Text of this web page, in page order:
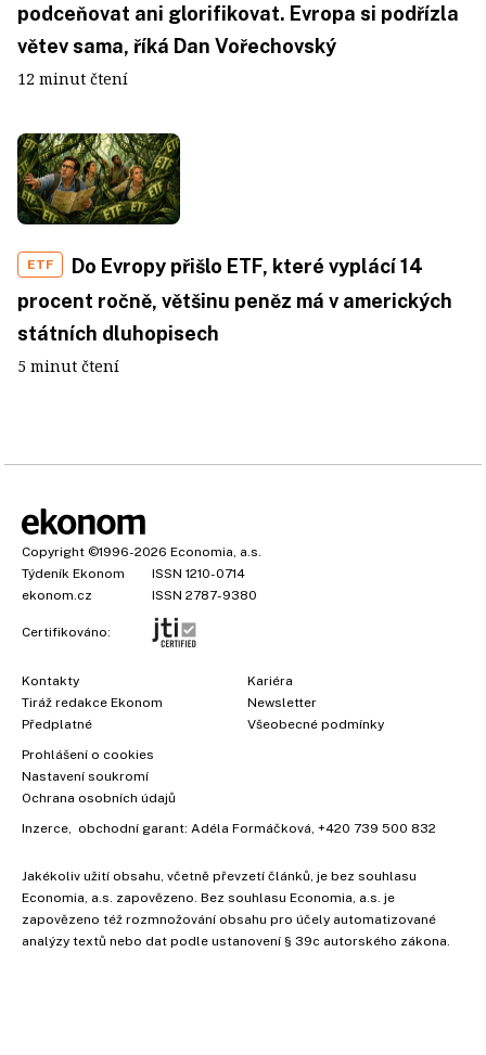
podceňovat ani glorifikovat. Evropa si podřízla
větev sama, říká Dan Vořechovský
12 minut čtení
ETF
Do Evropy přišlo ETF, které vyplácí 14
procent ročně, většinu peněz má v amerických
státních dluhopisech
5 minut čtení
Copyright ©1996-2026 Economia, a.s.
Týdeník Ekonom
ISSN 1210-0714
ekonom.cz
ISSN 2787-9380
Certifikováno:
Kontakty
Tiráž redakce Ekonom
Předplatné
Kariéra
Newsletter
Všeobecné podmínky
Prohlášení o cookies
Nastavení soukromí
Ochrana osobních údajů
Inzerce, obchodní garant: Adéla Formáčková, +420 739 500 832
Jakékoliv užití obsahu, včetně převzetí článků, je bez souhlasu
Economia, a.s. zapovězeno. Bez souhlasu Economia, a.s. je
zapovězeno též rozmnožování obsahu pro účely automatizované
analýzy textů nebo dat podle ustanovení § 39c autorského zákona.